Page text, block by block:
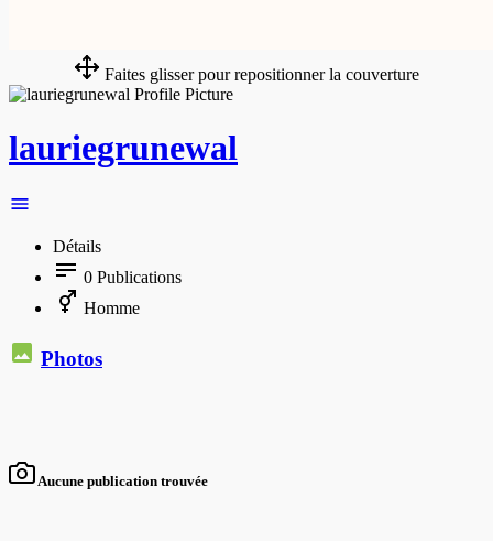
Faites glisser pour repositionner la couverture
lauriegrunewal
Détails
0 Publications
Homme
Photos
Aucune publication trouvée